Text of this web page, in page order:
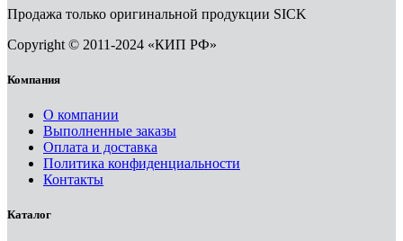
Продажа только оригинальной продукции SICK
Copyright © 2011-2024 «КИП РФ»
Компания
О компании
Выполненные заказы
Оплата и доставка
Политика конфиденциальности
Контакты
Каталог